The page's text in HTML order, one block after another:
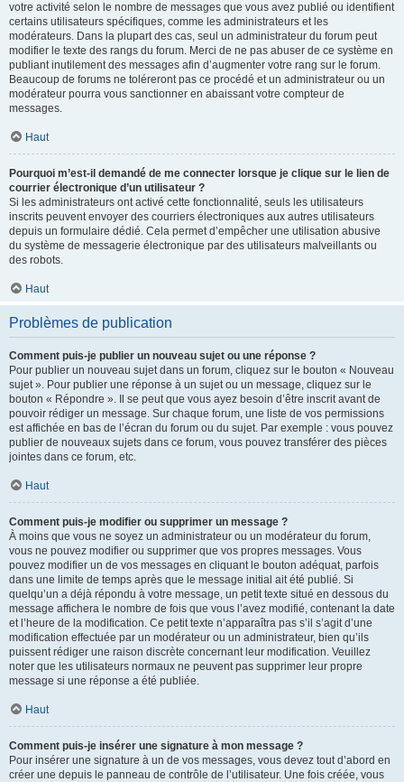
votre activité selon le nombre de messages que vous avez publié ou identifient
certains utilisateurs spécifiques, comme les administrateurs et les
modérateurs. Dans la plupart des cas, seul un administrateur du forum peut
modifier le texte des rangs du forum. Merci de ne pas abuser de ce système en
publiant inutilement des messages afin d’augmenter votre rang sur le forum.
Beaucoup de forums ne toléreront pas ce procédé et un administrateur ou un
modérateur pourra vous sanctionner en abaissant votre compteur de
messages.
Haut
Pourquoi m’est-il demandé de me connecter lorsque je clique sur le lien de
courrier électronique d’un utilisateur ?
Si les administrateurs ont activé cette fonctionnalité, seuls les utilisateurs
inscrits peuvent envoyer des courriers électroniques aux autres utilisateurs
depuis un formulaire dédié. Cela permet d’empêcher une utilisation abusive
du système de messagerie électronique par des utilisateurs malveillants ou
des robots.
Haut
Problèmes de publication
Comment puis-je publier un nouveau sujet ou une réponse ?
Pour publier un nouveau sujet dans un forum, cliquez sur le bouton « Nouveau
sujet ». Pour publier une réponse à un sujet ou un message, cliquez sur le
bouton « Répondre ». Il se peut que vous ayez besoin d’être inscrit avant de
pouvoir rédiger un message. Sur chaque forum, une liste de vos permissions
est affichée en bas de l’écran du forum ou du sujet. Par exemple : vous pouvez
publier de nouveaux sujets dans ce forum, vous pouvez transférer des pièces
jointes dans ce forum, etc.
Haut
Comment puis-je modifier ou supprimer un message ?
À moins que vous ne soyez un administrateur ou un modérateur du forum,
vous ne pouvez modifier ou supprimer que vos propres messages. Vous
pouvez modifier un de vos messages en cliquant le bouton adéquat, parfois
dans une limite de temps après que le message initial ait été publié. Si
quelqu’un a déjà répondu à votre message, un petit texte situé en dessous du
message affichera le nombre de fois que vous l’avez modifié, contenant la date
et l’heure de la modification. Ce petit texte n’apparaîtra pas s’il s’agit d’une
modification effectuée par un modérateur ou un administrateur, bien qu’ils
puissent rédiger une raison discrète concernant leur modification. Veuillez
noter que les utilisateurs normaux ne peuvent pas supprimer leur propre
message si une réponse a été publiée.
Haut
Comment puis-je insérer une signature à mon message ?
Pour insérer une signature à un de vos messages, vous devez tout d’abord en
créer une depuis le panneau de contrôle de l’utilisateur. Une fois créée, vous